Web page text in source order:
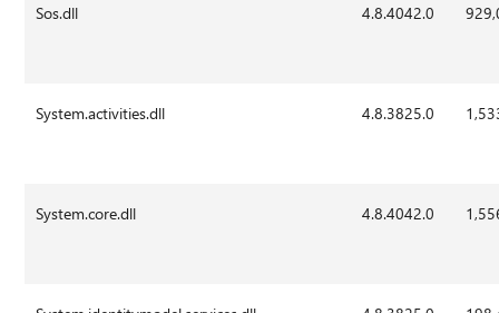
Sos.dll 4.8.4042.0
System.activities.dll 4.8.3825.0
System.core.dll 4.8.4042.0